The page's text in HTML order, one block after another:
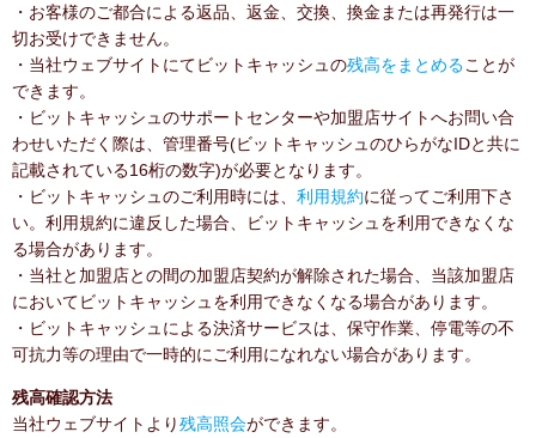
・お客様のご都合による返品、返金、交換、換金または再発行は一
切お受けできません。
・当社ウェブサイトにてビットキャッシュの残高をまとめることが
できます。
・ビットキャッシュのサポートセンターや加盟店サイトへお問い合
わせいただく際は、管理番号(ビットキャッシュのひらがなIDと共に
記載されている16桁の数字)が必要となります。
・ビットキャッシュのご利用時には、 利用規約に従ってご利用下さ
い。利用規約に違反した場合、ビットキャッシュを利用できなくな
る場合があります。
・当社と加盟店との間の加盟店契約が解除された場合、当該加盟店
においてビットキャッシュを利用できなくなる場合があります。
・ビットキャッシュによる決済サービスは、保守作業、停電等の不
可抗力等の理由で一時的にご利用になれない場合があります。
残高確認方法
当社ウェブサイトより残高照会ができます。